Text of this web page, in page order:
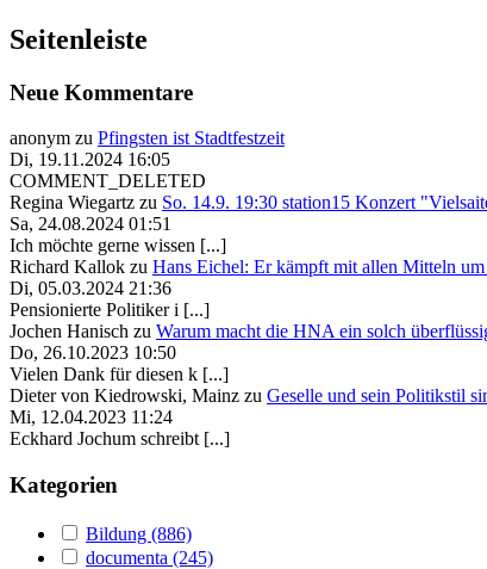
Seitenleiste
Neue Kommentare
anonym zu Pfingsten ist Stadtfestzeit
Di, 19.11.2024 16:05
COMMENT_DELETED
Regina Wiegartz zu So. 14.9. 19:30 station15 Konzert
Sa, 24.08.2024 01:51
Ich möchte gerne wissen [...]
Richard Kallok zu Hans Eichel: Er kämpft mit allen Mitteln um
Di, 05.03.2024 21:36
Pensionierte Politiker i [...]
Jochen Hanisch zu Warum macht die HNA ein solch
Do, 26.10.2023 10:50
Vielen Dank für diesen k [...]
Dieter von Kiedrowski, Mainz zu Geselle und sein Politikstil
Mi, 12.04.2023 11:24
Eckhard Jochum schreibt [...]
Kategorien
Bildung (886)
documenta (245)